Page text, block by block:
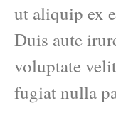
ut aliquip ex
Duis aute
voluptate
fugiat nulla